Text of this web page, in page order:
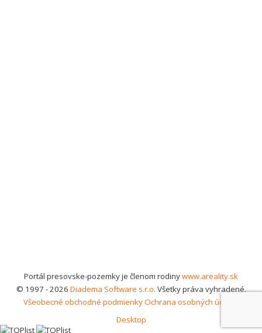
Portál presovske-pozemky je členom rodinywww.areality.sk
© 1997 - 2026 Diadema Software s.r.o. Všetky práva vyhradené.
Všeobecné obchodné podmienkyOchrana osobných údajov
Desktop